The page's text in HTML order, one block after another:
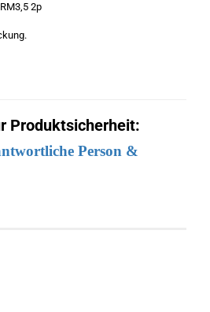
2p
Produktsicherheit:
Person &